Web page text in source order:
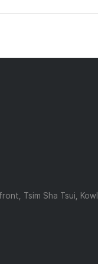
Tsim Sha Tsui,